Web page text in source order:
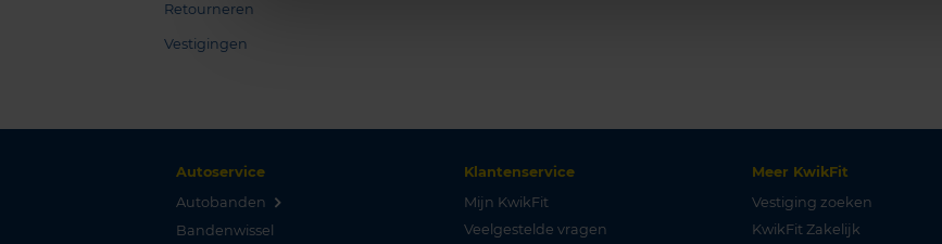
Retourneren
Vestigingen
Autoservice
Autobanden
Bandenwissel
Klantenservice
Mijn KwikFit
Veelgestelde vragen
Meer KwikFit
Vestiging zoeken
KwikFit Zakelijk